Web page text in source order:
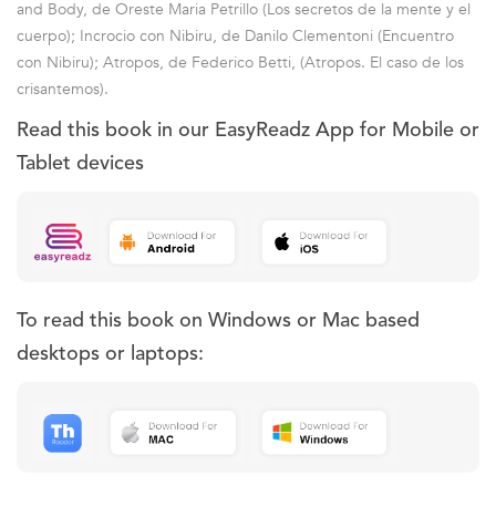
and Body, de Oreste Maria Petrillo (Los secretos de la mente y el
cuerpo); Incrocio con Nibiru, de Danilo Clementoni (Encuentro
con Nibiru); Atropos, de Federico Betti, (Atropos. El caso de los
crisantemos).
Read this book in our EasyReadz App for Mobile or
Tablet devices
To read this book on Windows or Mac based
desktops or laptops: